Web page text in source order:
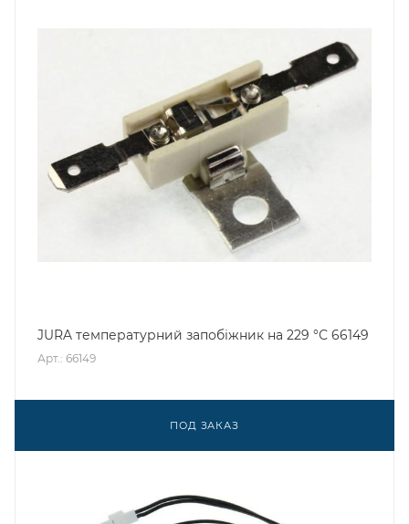
JURA температурний запобіжник на 229 °С 66149
Арт.: 66149
ПОД ЗАКАЗ